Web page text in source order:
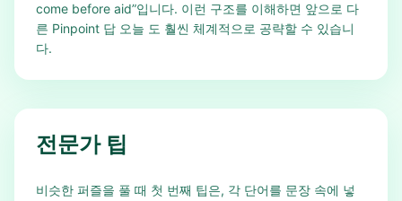
come before aid”입니다. 이런 구조를 이해하면 앞으로 다
른 Pinpoint 답 오늘 도 훨씬 체계적으로 공략할 수 있습니
다.
전문가 팁
비슷한 퍼즐을 풀 때 첫 번째 팁은, 각 단어를 문장 속에 넣